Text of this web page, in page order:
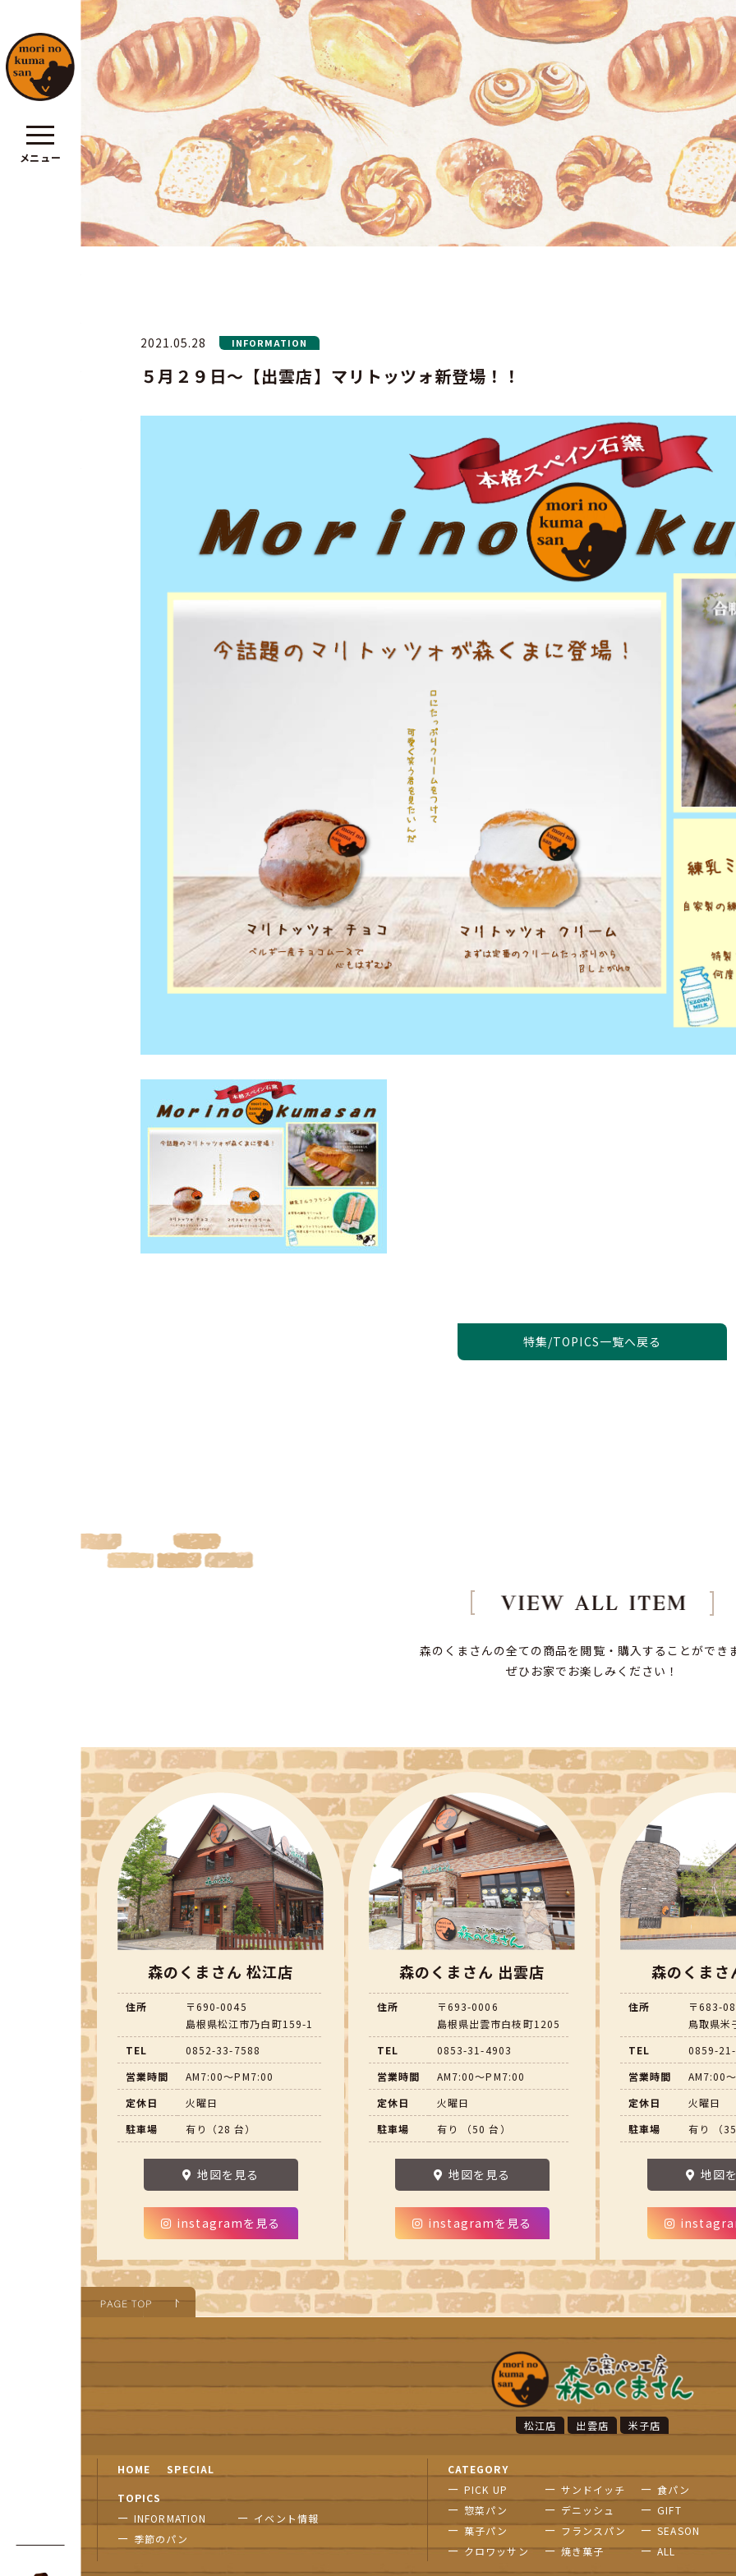
メニュー
2021.05.28 INFORMATION
５月２９日～【出雲店】マリトッツォ新登場！！
特集/TOPICS一覧へ戻る
森のくまさんの全ての商品を閲覧・購入することができ
ぜひお家でお楽しみください！
森のくまさん 松江店
住所
〒690-0045
島根県松江市乃白町159-1
TEL
0852-33-7588
営業時間
AM7:00～PM7:00
定休日
火曜日
駐車場
有り（28 台）
地図を見る
instagramを見る
森のくまさん 出雲店
住所
〒693-0006
島根県出雲市白枝町1205
TEL
0853-31-4903
営業時間
AM7:00～PM7:00
定休日
火曜日
駐車場
有り （50 台）
地図を見る
instagramを見る
森のくまさ
住所
〒683-
鳥取県
TEL
0859-
営業時間
AM7:00
定休日
火曜日
駐車場
有り （
地図
松江店 出雲店 米子店
HOME SPECIAL
TOPICS
INFORMATION
イベント情報
季節のパン
CATEGORY
PICK UP
サンドイッチ
食パン
惣菜パン
デニッシュ
GIFT
菓子パン
フランスパン
SEASON
クロワッサン
焼き菓子 ALL